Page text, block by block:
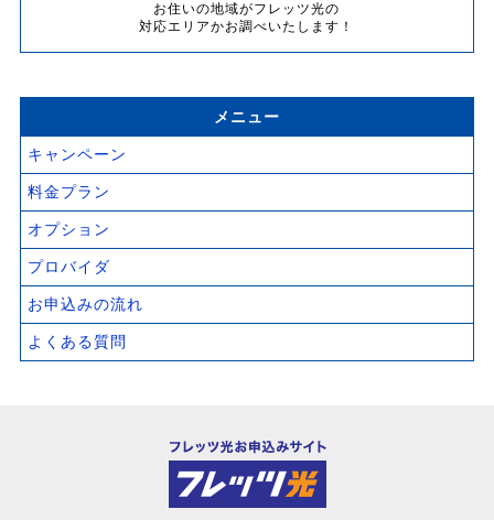
お住いの地域がフレッツ光の
対応エリアかお調べいたします！
メニュー
キャンペーン
料金プラン
オプション
プロバイダ
お申込みの流れ
よくある質問